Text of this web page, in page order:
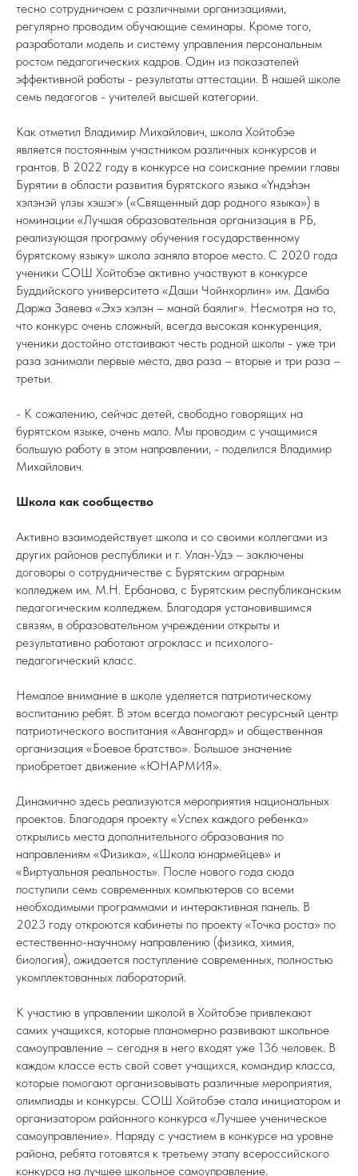
тесно сотрудничаем с различными организациями,
регулярно проводим обучающие семинары. Кроме того,
разработали модель и систему управления персональным
ростом педагогических кадров. Один из показателей
эффективной работы - результаты аттестации. В нашей школе
семь педагогов - учителей высшей категории.
Как отметил Владимир Михайлович, школа Хойтобэе
является постоянным участником различных конкурсов и
грантов. В 2022 году в конкурсе на соискание премии главы
Бурятии в области развития бурятского языка «Үндэһэн
хэлэнэй үлзы хэшэг» («Священный дар родного языка») в
номинации «Лучшая образовательная организация в РБ,
реализующая программу обучения государственному
бурятскому языку» школа заняла второе место. С 2020 года
ученики СОШ Хойтобэе активно участвуют в конкурсе
Буддийского университета «Даши Чойнхорлин» им. Дамба
Даржа Заяева «Эхэ хэлэн – манай баялиг». Несмотря на то,
что конкурс очень сложный, всегда высокая конкуренция,
ученики достойно отстаивают честь родной школы - уже три
раза занимали первые места, два раза – вторые и три раза –
третьи.
- К сожалению, сейчас детей, свободно говорящих на
бурятском языке, очень мало. Мы проводим с учащимися
большую работу в этом направлении, - поделился Владимир
Михайлович.
Школа как сообщество
Активно взаимодействует школа и со своими коллегами из
других районов республики и г. Улан-Удэ – заключены
договоры о сотрудничестве с Бурятским аграрным
колледжем им. М.Н. Ербанова, с Бурятским республиканским
педагогическим колледжем. Благодаря установившимся
связям, в образовательном учреждении открыты и
результативно работают агрокласс и психолого-
педагогический класс.
Немалое внимание в школе уделяется патриотическому
воспитанию ребят. В этом всегда помогают ресурсный центр
патриотического воспитания «Авангард» и общественная
организация «Боевое братство». Большое значение
приобретает движение «ЮНАРМИЯ».
Динамично здесь реализуются мероприятия национальных
проектов. Благодаря проекту «Успех каждого ребенка»
открылись места дополнительного образования по
направлениям «Физика», «Школа юнармейцев» и
«Виртуальная реальность». После нового года сюда
поступили семь современных компьютеров со всеми
необходимыми программами и интерактивная панель. В
2023 году откроются кабинеты по проекту «Точка роста» по
естественно-научному направлению (физика, химия,
биология), ожидается поступление современных, полностью
укомплектованных лабораторий.
К участию в управлении школой в Хойтобэе привлекают
самих учащихся, которые планомерно развивают школьное
самоуправление – сегодня в него входят уже 136 человек. В
каждом классе есть свой совет учащихся, командир класса,
которые помогают организовывать различные мероприятия,
олимпиады и конкурсы. СОШ Хойтобэе стала инициатором и
организатором районного конкурса «Лучшее ученическое
самоуправление». Наряду с участием в конкурсе на уровне
района, ребята готовятся к третьему этапу всероссийского
конкурса на лучшее школьное самоуправление.